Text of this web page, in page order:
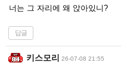
너는 그 자리에 왜 앉아있니?
답글
키스모리 26-07-08 21:55